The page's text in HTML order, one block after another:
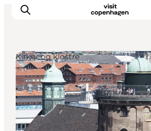
This is Copenhagen
Aktiviteter
Spis & drik
Områder
Kirker og klostre